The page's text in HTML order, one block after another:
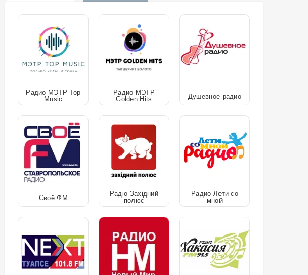
Радио МЭТР Top
Music
Радио МЭТР
Golden Hits
Душевное радио
Своё ФМ
Радіо Західний
полюс
Радио Лети со
мной